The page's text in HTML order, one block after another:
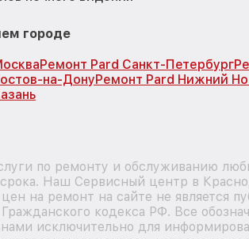
городе
Ремонт Pard Санкт-Петербург
на-ДонуРемонт Pard Нижний
по ремонту и обслуживанию
срока. Наш Сервисный центр в
на ремонт на сайте не является
кодекса РФ. Все
исключительно для